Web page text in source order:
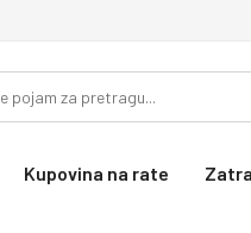
Kupovina na rate